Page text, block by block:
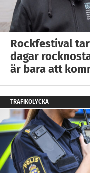
Rockfestival
dagar
är bara att
TRAFIKOLYCKA